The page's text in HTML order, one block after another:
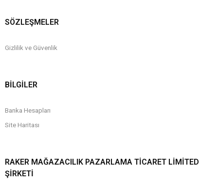
SÖZLEŞMELER
Gizlilik ve Güvenlik
BİLGİLER
Banka Hesapları
Site Haritası
RAKER MAĞAZACILIK PAZARLAMA TICARET LIMITED
ŞIRKETI